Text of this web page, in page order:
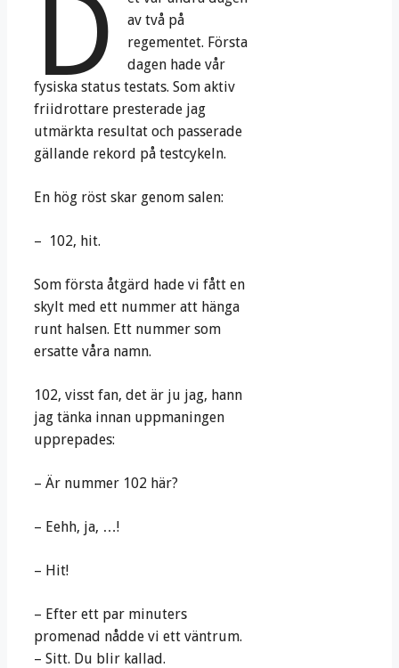
D
av två på
regementet. Första
dagen hade vår
fysiska status testats. Som aktiv
friidrottare presterade jag
utmärkta resultat och passerade
gällande rekord på testcykeln.
En hög röst skar genom salen:
– 102, hit.
Som första åtgärd hade vi fått en
skylt med ett nummer att hänga
runt halsen. Ett nummer som
ersatte våra namn.
102, visst fan, det är ju jag, hann
jag tänka innan uppmaningen
upprepades:
– Är nummer 102 här?
– Eehh, ja, …!
– Hit!
– Efter ett par minuters
promenad nådde vi ett väntrum.
– Sitt. Du blir kallad.